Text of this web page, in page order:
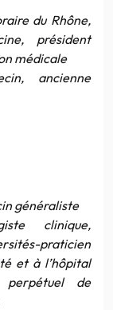
du Rhône,
président
médicale
ancienne
généraliste
clinique,
praticien
et à l’hôpital
perpétuel de